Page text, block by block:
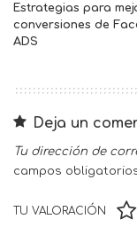
Estrategias para
conversiones de
ADS
Deja un
Tu dirección de
campos
TU VALORACIÓN